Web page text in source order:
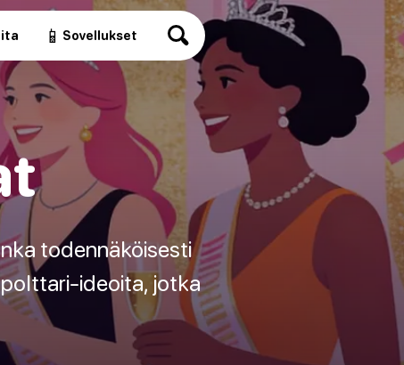
📱 Sovellukset
todennäköisesti
polttari-ideoita, jotka